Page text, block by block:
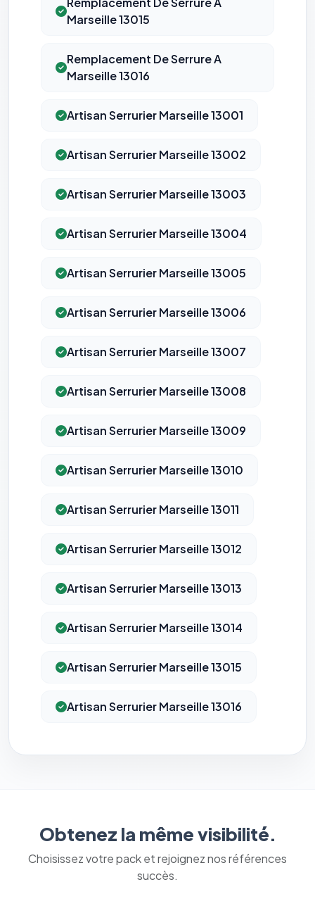
Marseille 13015
Remplacement De Serrure A
Marseille 13016
Artisan Serrurier Marseille 13001
Artisan Serrurier Marseille 13002
Artisan Serrurier Marseille 13003
Artisan Serrurier Marseille 13004
Artisan Serrurier Marseille 13005
Artisan Serrurier Marseille 13006
Artisan Serrurier Marseille 13007
Artisan Serrurier Marseille 13008
Artisan Serrurier Marseille 13009
Artisan Serrurier Marseille 13010
Artisan Serrurier Marseille 13011
Artisan Serrurier Marseille 13012
Artisan Serrurier Marseille 13013
Artisan Serrurier Marseille 13014
Artisan Serrurier Marseille 13015
Artisan Serrurier Marseille 13016
Obtenez la même visibilité.
Choisissez votre pack et rejoignez nos références
succès.